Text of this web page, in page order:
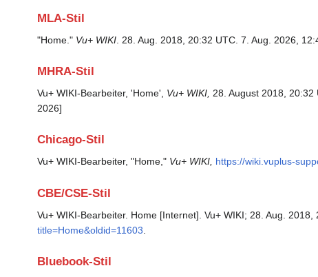
MLA-Stil
"Home." Vu+ WIKI . 28. Aug. 2018, 20:32 UTC. 7. Aug. 2026,
MHRA-Stil
Vu+ WIKI-Bearbeiter, 'Home', Vu+ WIKI, 28. August 2018, 20:32
2026]
Chicago-Stil
Vu+ WIKI-Bearbeiter, "Home," Vu+ WIKI, https://wiki.vuplus-
CBE/CSE-Stil
Vu+ WIKI-Bearbeiter. Home [Internet]. Vu+ WIKI; 28. Aug.
title=Home&oldid=11603
Bluebook-Stil